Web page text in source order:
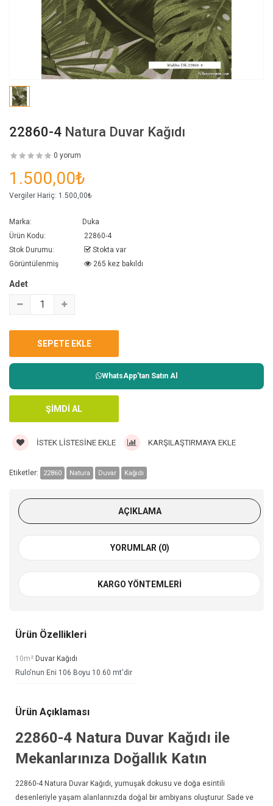
22860-4 Natura Duvar Kağıdı
0 yorum
1.500,00₺
Vergiler Hariç: 1.500,00₺
Marka:
Duka
Ürün Kodu:
22860-4
Stok Durumu:
Stokta var
Görüntülenmiş
265 kez bakıldı
Adet
WhatsApp'tan Satın Al
İSTEK LISTESINE EKLE KARŞILAŞTIRMAYA EKLE
Etiketler: 22860 Natura Duvar Kağıdı
AÇIKLAMA
YORUMLAR (0)
KARGO YÖNTEMLERI
Ürün Özellikleri
10m² Duvar Kağıdı
Rulo'nun Eni 106 Boyu 10.60 mt'dir
Ürün Açıklaması
22860-4 Natura Duvar Kağıdı ile
Mekanlarınıza Doğallık Katın
22860-4Natura Duvar Kağıdı , yumuşak dokusu ve doğa esintili
desenleriyle yaşam alanlarınızda doğal bir ambiyans oluşturur. Sade ve